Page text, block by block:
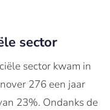
sector
sector kwam in
276 een jaar
23%. Ondanks de